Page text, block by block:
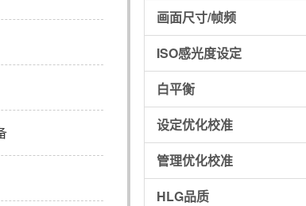
画面尺寸/帧频
ISO感光度设定
白平衡
设定优化校准
管理优化校准
HLG品质